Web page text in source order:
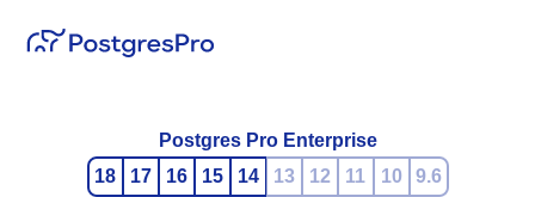
Postgres Pro Enterprise
18
17 16 15 14 13 12 11 10 9.6